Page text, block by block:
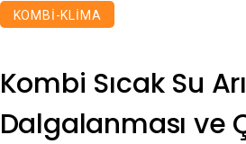
KOMBI-KLIMA
Kombi Sıcak Su
Dalgalanması ve